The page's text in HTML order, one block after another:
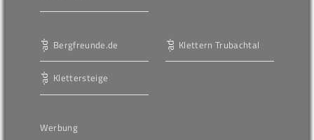
Bergfreunde.de
Klettersteige
Klettern Trubachtal
Werbung